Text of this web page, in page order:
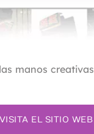
manos
VISITA EL SITIO WEB